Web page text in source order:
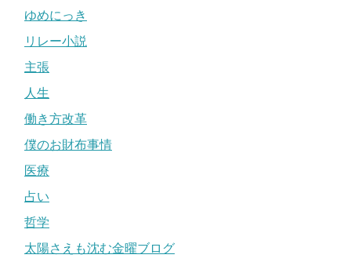
ゆめにっき
リレー小説
主張
人生
働き方改革
僕のお財布事情
医療
占い
哲学
太陽さえも沈む金曜ブログ